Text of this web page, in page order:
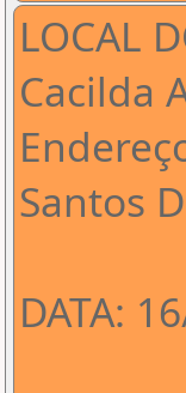
LOCAL
Cacilda
Santos
DATA: